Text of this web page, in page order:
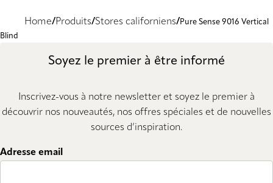
Home Produits Stores californiens
Pure Sense 9016 Vertical
Blind
Soyez le premier à être informé
Inscrivez-vous à notre newsletter et soyez le premier à
découvrir nos nouveautés, nos offres spéciales et de nouvelles
sources d’inspiration.
Adresse email